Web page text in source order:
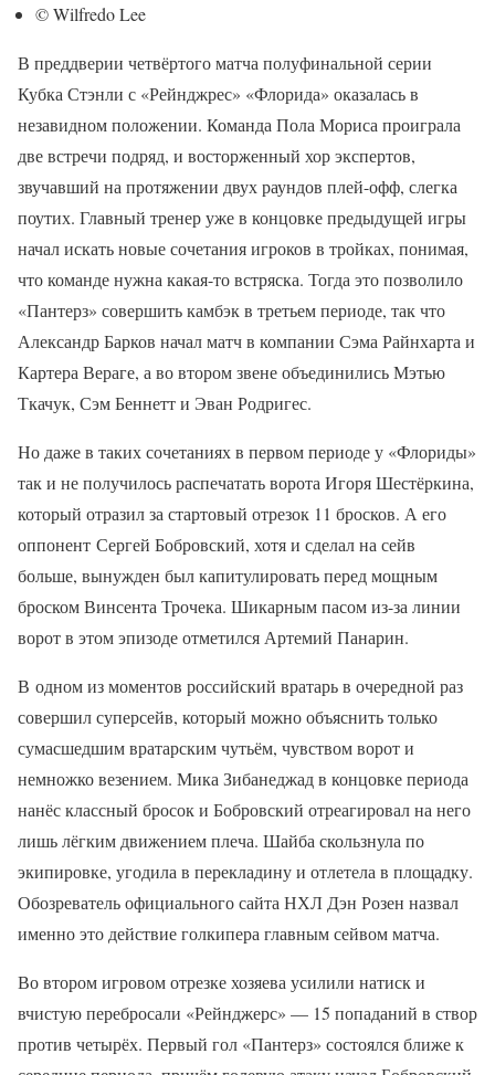
© Wilfredo Lee
В преддверии четвёртого матча полуфинальной серии
Кубка Стэнли с «Рейнджрес» «Флорида» оказалась в
незавидном положении. Команда Пола Мориса проиграла
две встречи подряд, и восторженный хор экспертов,
звучавший на протяжении двух раундов плей-офф, слегка
поутих. Главный тренер уже в концовке предыдущей игры
начал искать новые сочетания игроков в тройках, понимая,
что команде нужна какая-то встряска. Тогда это позволило
«Пантерз» совершить камбэк в третьем периоде, так что
Александр Барков начал матч в компании Сэма Райнхарта и
Картера Вераге, а во втором звене объединились Мэтью
Ткачук, Сэм Беннетт и Эван Родригес.
Но даже в таких сочетаниях в первом периоде у «Флориды»
так и не получилось распечатать ворота Игоря Шестёркина,
который отразил за стартовый отрезок 11 бросков. А его
оппонент Сергей Бобровский, хотя и сделал на сейв
больше, вынужден был капитулировать перед мощным
броском Винсента Трочека. Шикарным пасом из-за линии
ворот в этом эпизоде отметился Артемий Панарин.
В одном из моментов российский вратарь в очередной раз
совершил суперсейв, который можно объяснить только
сумасшедшим вратарским чутьём, чувством ворот и
немножко везением. Мика Зибанеджад в концовке периода
нанёс классный бросок и Бобровский отреагировал на него
лишь лёгким движением плеча. Шайба скользнула по
экипировке, угодила в перекладину и отлетела в площадку.
Обозреватель официального сайта НХЛ Дэн Розен назвал
именно это действие голкипера главным сейвом матча.
Во втором игровом отрезке хозяева усилили натиск и
вчистую перебросали «Рейнджерс» — 15 попаданий в створ
против четырёх. Первый гол «Пантерз» состоялся ближе к